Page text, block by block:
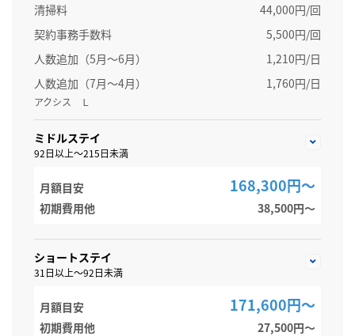
清掃料
44,000円/回
契約事務手数料
5,500円/回
人数追加（5月～6月）
1,210円/日
人数追加（7月～4月）
1,760円/日
アクシス Ｌ
ミドルステイ
92日以上～215日未満
月額目安 168,300円～
初期費用他 38,500円〜
ショートステイ
31日以上～92日未満
月額目安 171,600円～
初期費用他 27,500円〜